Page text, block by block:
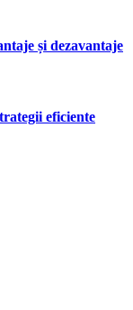
și dezavantaje
eficiente